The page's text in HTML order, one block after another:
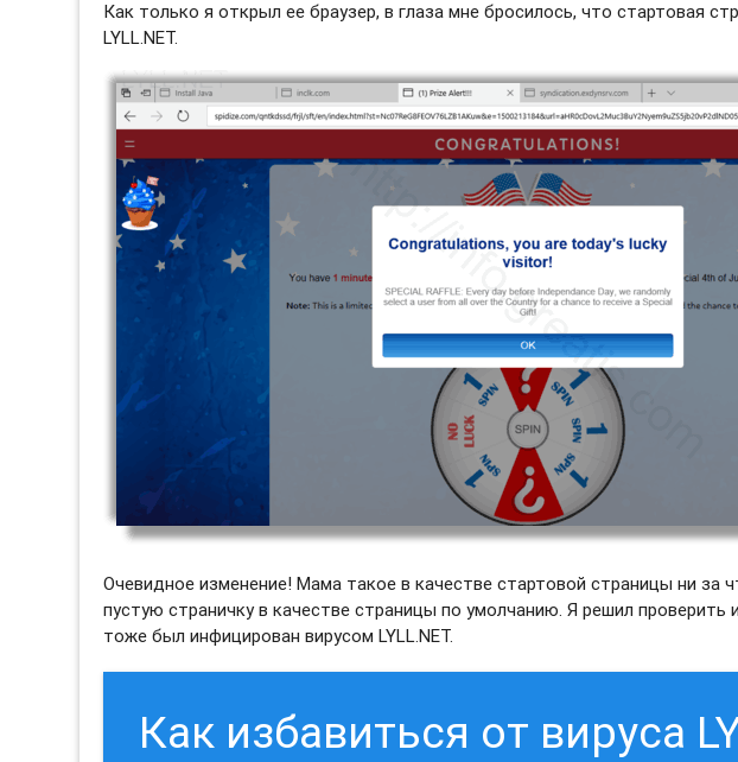
Как только я открыл ее браузер, в глаза мне бросилось, что стартовая
LYLL.NET.
Очевидное изменение! Мама такое в качестве стартовой страницы ни за
пустую страничку в качестве страницы по умолчанию. Я решил проверить
тоже был инфицирован вирусом LYLL.NET.
Как избавиться от вируса